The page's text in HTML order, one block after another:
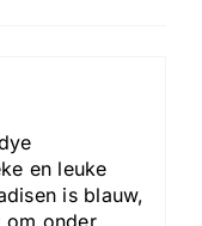
en leuke
is blauw,
om onder